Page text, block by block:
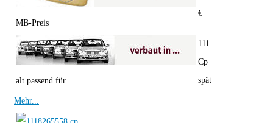
MB-Preis
€
alt passend für
111
Cp
spät
Mehr...